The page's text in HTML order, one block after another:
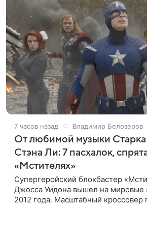
7 часов назад Владимир Белозеров
От любимой музыки Старка
Стэна Ли: 7 пасхалок,
«Мстителях»
Супергеройский блокбастер
Джосса Уидона вышел на мировые
2012 года. Масштабный кроссовер